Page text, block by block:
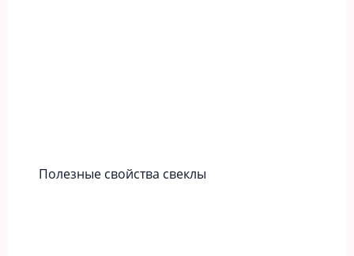
Полезные свойства свеклы